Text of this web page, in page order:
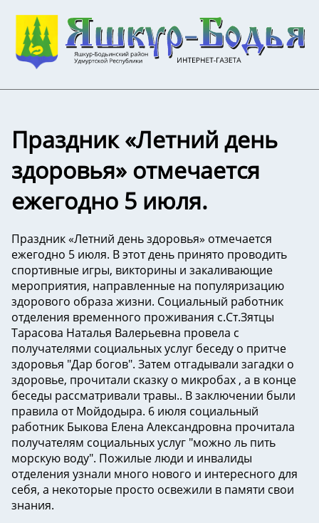
Праздник «Летний день
здоровья» отмечается
ежегодно 5 июля.
Праздник «Летний день здоровья» отмечается
ежегодно 5 июля. В этот день принято проводить
спортивные игры, викторины и закаливающие
мероприятия, направленные на популяризацию
здорового образа жизни. Социальный работник
отделения временного проживания с.Ст.Зятцы
Тарасова Наталья Валерьевна провела с
получателями социальных услуг беседу о притче
здоровья "Дар богов". Затем отгадывали загадки о
здоровье, прочитали сказку о микробах , а в конце
беседы рассматривали травы.. В заключении были
правила от Мойдодыра. 6 июля социальный
работник Быкова Елена Александровна прочитала
получателям социальных услуг "можно ль пить
морскую воду". Пожилые люди и инвалиды
отделения узнали много нового и интересного для
себя, а некоторые просто освежили в памяти свои
знания.